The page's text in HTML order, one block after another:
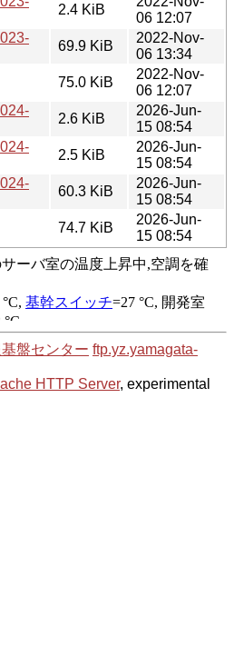
2.4 KiB
06 12:07
69.9 KiB
2022-Nov-
06 13:34
75.0 KiB
2022-Nov-
06 12:07
2.6 KiB
2026-Jun-
15 08:54
2.5 KiB
2026-Jun-
15 08:54
60.3 KiB
2026-Jun-
15 08:54
74.7 KiB
2026-Jun-
15 08:54
盤センター ftp.yz.yamagata-
HTTP Server, experimental